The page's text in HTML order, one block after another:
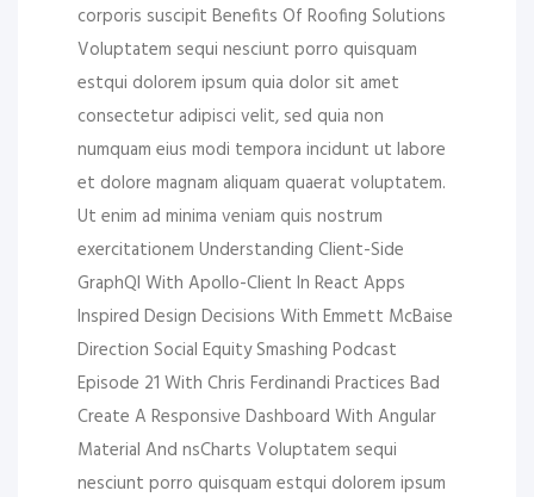
corporis suscipit Benefits Of Roofing Solutions
Voluptatem sequi nesciunt porro quisquam
estqui dolorem ipsum quia dolor sit amet
consectetur adipisci velit, sed quia non
numquam eius modi tempora incidunt ut labore
et dolore magnam aliquam quaerat voluptatem.
Ut enim ad minima veniam quis nostrum
exercitationem Understanding Client-Side
GraphQl With Apollo-Client In React Apps
Inspired Design Decisions With Emmett McBaise
Direction Social Equity Smashing Podcast
Episode 21 With Chris Ferdinandi Practices Bad
Create A Responsive Dashboard With Angular
Material And nsCharts Voluptatem sequi
nesciunt porro quisquam estqui dolorem ipsum